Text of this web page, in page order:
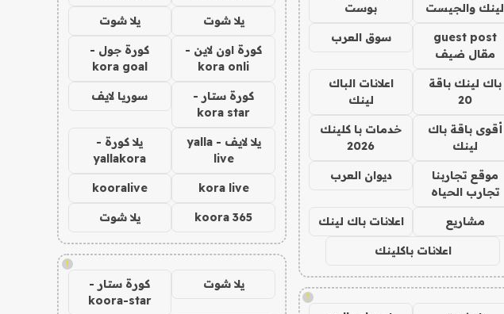
لينك والجيست
بوست
guest post
مقال ضيف
سوق العرب
باك لينك باقة
20
اعلانات الباك
لينك
أقوى باقة باك
لينك
خدمات با كلينك
2026
موقع تجاربنا
تجارب الحياه
ديوان العرب
مشاريع اعلانات باك لينك
اعلانات باكلينك
!
يلا شوت يلا شوت
كورة اون لاين -
kora onli
كورة جول -
kora goal
كورة ستار -
kora star
سوريا لايف
يلا لايف - yalla
live
يلا كورة -
yallakora
kora live
kooralive
koora 365 يلا شوت
!
يلا شوت
كورة ستار -
koora-star